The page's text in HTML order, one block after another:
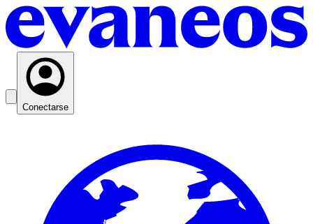
Conectarse